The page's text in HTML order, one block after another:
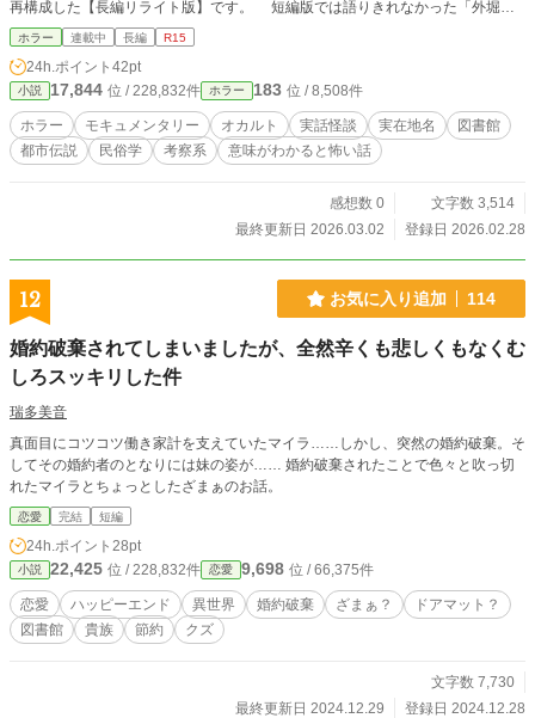
再構成した【長編リライト版】です。 短編版では語りきれなかった「外堀沿
いの呪術的構造」や「不可解な流出映像の真実」に迫る、本事件の決定版となり
ます。 また、本作は他サイトにて公開した記録に、新たに発見されたログの
書き起こし、および未公開の画像資料を反映させた【最終改稿版】となります。
知人から託されたのは、ある失踪事件を巡る断片的な通信記録と、極めて支離
滅裂な手記でした。 その資料には、私が以前発表した実話怪談への異常なま
での執着と、戦慄すべき符号が綴られていました。 私は、この失踪者が残し
た“空白”を埋めるため、一人称の物語として再構成せざるを得ませんでした。こ
能な限り再現しています。 ※閲覧は自己責任でお願いします。読後に生じた
で起きている事案について 本記録は、2025年11月以降、東京都の外堀沿い
（市ヶ谷・四谷・飯田橋）にある大学図書館で相次いで報告されている「異常事
態」の調査報告書である。 発端は、SNSに流出した防犯カメラ映像だった。
深夜の書庫、壁を凝視したまま静止する者。 顎が外れんばかりに口を開
け、天井を仰ぐ学生。 大学院生・芦沢紗月は、その怪異を追うなかで、ある
実話怪談へ辿り着く。 中臣悠月・著『図書館の“あれ”』。 そこには、かつ
崩壊。脳の疾患。そして――説明のつかない死。 江戸城外堀の曲線に沿っ
て、目に見えない「汚染」が広がっているのか。 これは単なる都市伝説では
ない。 もし今、あなたの隣にいる学生の目が焦点を失っていたら。 あるい
は、あなた自身が原因不明の頭痛を感じていたとしたら。 「読んで、いいの
ホラー 連載中 長編 R15
24h.ポイント 42pt
小説 17,844 位 / 228,832件 ホラー 183 位 / 8,508件
ホラー モキュメンタリー オカルト 実話怪談 実在地名
図書館
都市伝説
民俗学 考察系 意味がわかると怖い話
感想数 0
文字数 3,514
最終更新日 2026.03.02
登録日 2026.02.28
12 お気に入り追加 114
婚約破棄されてしまいましたが、全然辛くも悲しくもなくむ
しろスッキリした件
瑞多美音
真面目にコツコツ働き家計を支えていたマイラ……しかし、突然の婚約破棄。そ
してその婚約者のとなりには妹の姿が…… 婚約破棄されたことで色々と吹っ切
れたマイラとちょっとしたざまぁのお話。
恋愛 完結 短編
24h.ポイント 28pt
小説 22,425 位 / 228,832件 恋愛 9,698 位 / 66,375件
恋愛 ハッピーエンド 異世界 婚約破棄 ざまぁ？
ドアマット？
図書館
貴族 節約 クズ
文字数 7,730
最終更新日 2024.12.29
登録日 2024.12.28